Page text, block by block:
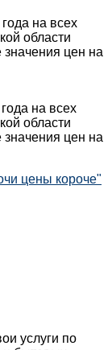
на всех
области
цен на
на всех
области
цен на
цены короче"
услуги по